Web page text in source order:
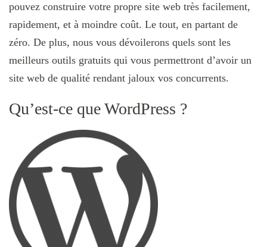
pouvez construire votre propre site web très facilement,
rapidement, et à moindre coût. Le tout, en partant de
zéro. De plus, nous vous dévoilerons quels sont les
meilleurs outils gratuits qui vous permettront d’avoir un
site web de qualité rendant jaloux vos concurrents.
Qu’est-ce que WordPress ?